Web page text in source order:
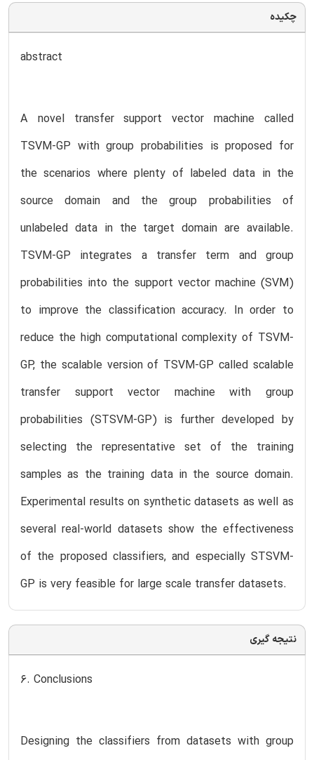
چکیده
abstract
A novel transfer support vector machine called
TSVM-GP with group probabilities is proposed for
the scenarios where plenty of labeled data in the
source domain and the group probabilities of
unlabeled data in the target domain are available.
TSVM-GP integrates a transfer term and group
probabilities into the support vector machine (SVM)
to improve the classification accuracy. In order to
reduce the high computational complexity of TSVM-
GP, the scalable version of TSVM-GP called scalable
transfer support vector machine with group
probabilities (STSVM-GP) is further developed by
selecting the representative set of the training
samples as the training data in the source domain.
Experimental results on synthetic datasets as well as
several real-world datasets show the effectiveness
of the proposed classifiers, and especially STSVM-
GP is very feasible for large scale transfer datasets.
نتیجه گیری
6. Conclusions
Designing the classifiers from datasets with group